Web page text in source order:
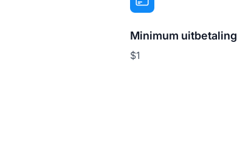
Minimum uitbetaling
$1